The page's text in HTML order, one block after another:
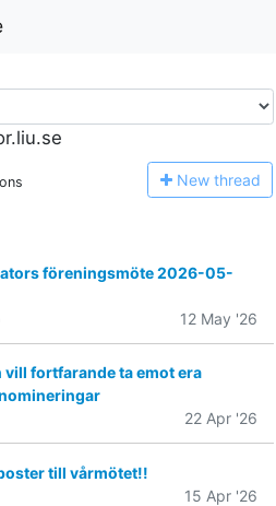
New thread
föreningsmöte 2026-05-
12 May '26
vill fortfarande ta emot era
22 Apr '26
till vårmötet!!
15 Apr '26